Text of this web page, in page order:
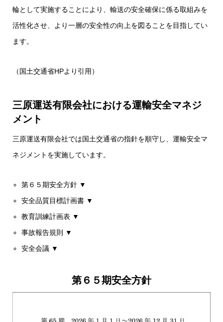
輪として実施することにより、輸送の安全確保に係る取組みを
活性化させ、より一層の安全性の向上を図ることを目指してい
ます。
（国土交通省HPより引用）
三原運送有限会社における運輸安全マネジ
メント
三原運送有限会社では国土交通省の指針を順守し、運輸安全マ
ネジメントを実施しています。
第６５期安全方針 ▼
安全品質目標計画書 ▼
教育訓練計画表 ▼
事故報告規則 ▼
安全会議 ▼
第６５期安全方針